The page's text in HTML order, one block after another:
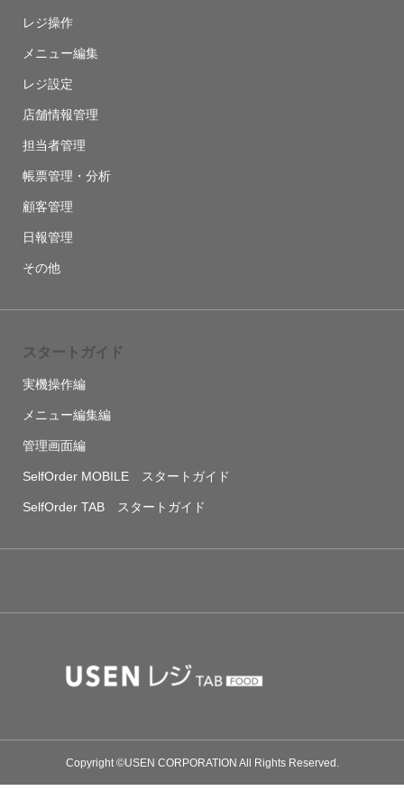
レジ操作
メニュー編集
レジ設定
店舗情報管理
担当者管理
帳票管理・分析
顧客管理
日報管理
その他
スタートガイド
実機操作編
メニュー編集編
管理画面編
SelfOrder MOBILE スタートガイド
SelfOrder TAB スタートガイド
Copyright ©USEN CORPORATION All Rights Reserved.